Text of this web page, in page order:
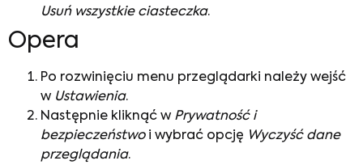
Usuń wszystkie ciasteczka.
Opera
Po rozwinięciu menu przeglądarki należy wejść
w Ustawienia.
Następnie kliknąć w Prywatność i
bezpieczeństwoi wybrać opcję Wyczyść dane
przeglądania.